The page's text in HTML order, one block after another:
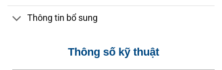
Thông tin bổ sung
Thông số kỹ thuật